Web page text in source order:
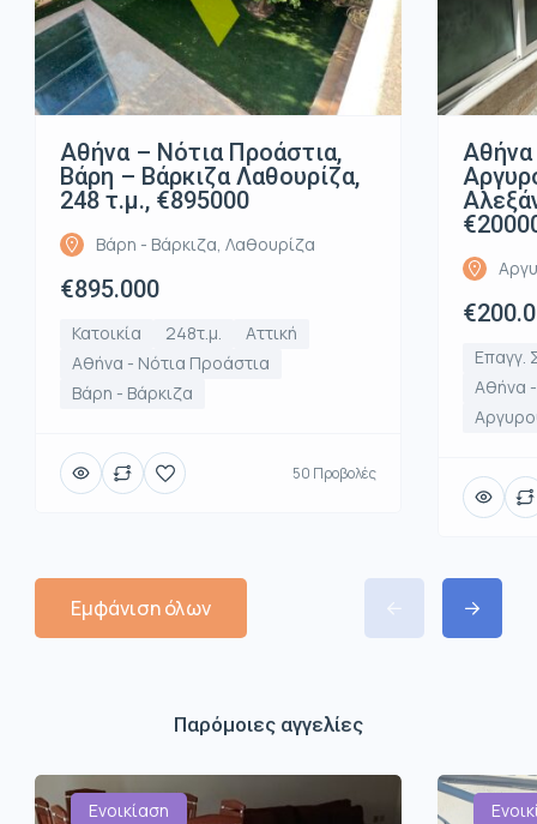
Αθήνα – Νότια Προάστια,
Βάρη – Βάρκιζα Λαθουρίζα,
248 τ.μ., €895000
Βάρη - Βάρκιζα, Λαθουρίζα
€895.000
Κατοικία 248τ.μ.
Αττική
Αθήνα - Νότια Προάστια
Βάρη - Βάρκιζα
50 Προβολές
Αθήνα
Επαγγ.
Αθήνα
Εμφάνιση όλων
Παρόμοιες αγγελίες
Ενοικίαση